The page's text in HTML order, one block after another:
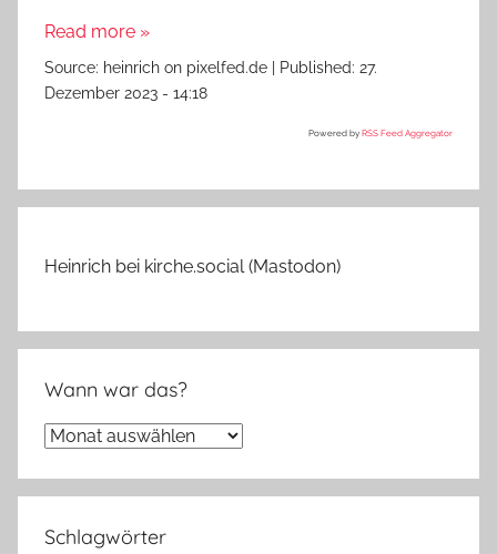
Read more »
Source: heinrich on pixelfed.de Published: 27.
Dezember 2023 - 14:18
Powered by RSS Feed Aggregator
Heinrich bei kirche.social (Mastodon)
Wann war das?
Wann
das?
Schlagwörter